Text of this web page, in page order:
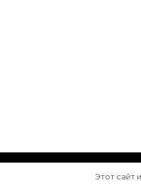
© АвторскоеЭтот сайт